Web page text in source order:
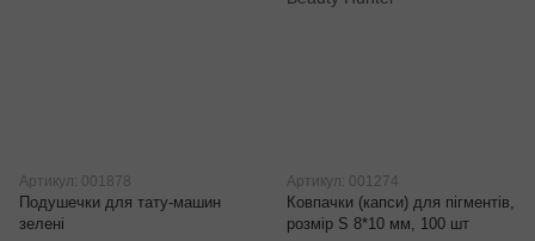
Артикул: 001878
Подушечки для тату-машин
зелені
Артикул: 001274
Ковпачки (капси) для пігментів,
розмір S 8*10 мм, 100 шт